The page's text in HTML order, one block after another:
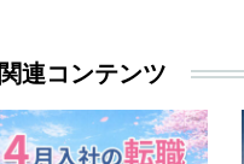
関連コンテンツ